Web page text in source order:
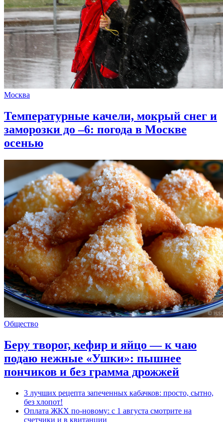
Москва
Температурные качели, мокрый снег и
заморозки до –6: погода в Москве
осенью
Общество
Беру творог, кефир и яйцо — к чаю
подаю нежные «Ушки»: пышнее
пончиков и без грамма дрожжей
3 лучших рецепта запеченных кабачков: просто, сытно,
без хлопот!
Оплата ЖКХ по-новому: с 1 августа смотрите на
счетчики и в квитанции